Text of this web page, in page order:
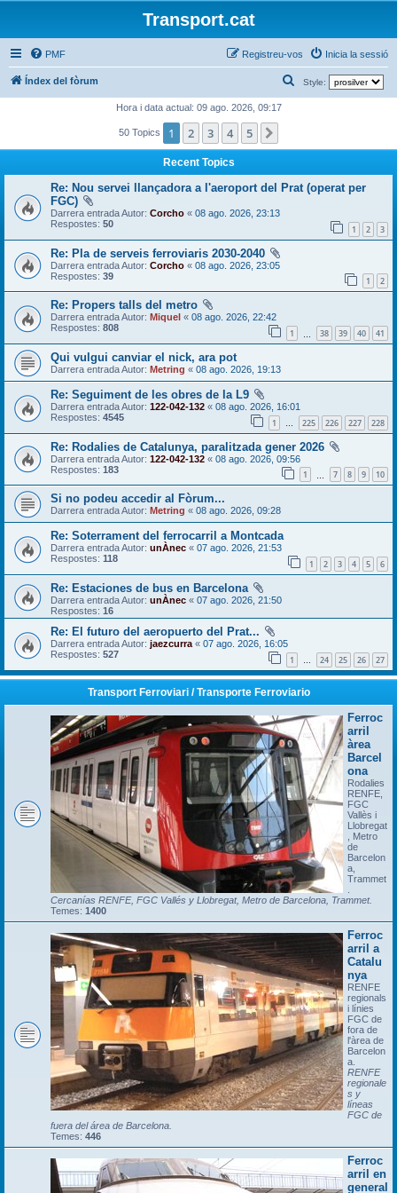
Transport.cat
PMF Inicia la sessió
Registreu-vos
Índex del fòrum Style:
e
Hora i data actual: 09 ago. 2026, 09:17
50 Topics 1 2 3 4 5
Recent Topics
Re: Nou servei llançadora a l'aeroport del Prat (operat per
FGC)
Darrera entrada Autor: Corcho « 08 ago. 2026, 23:13
Respostes: 50 1 2 3
Re: Pla de serveis ferroviaris 2030-2040
Darrera entrada Autor: Corcho « 08 ago. 2026, 23:05
Respostes: 39 1 2
Re: Propers talls del metro
Darrera entrada Autor: Miquel « 08 ago. 2026, 22:42
Respostes: 808 1 38 39 40 41
Qui vulgui canviar el nick, ara pot
Darrera entrada Autor: Metring « 08 ago. 2026, 19:13
Re: Seguiment de les obres de la L9
Darrera entrada Autor: 122-042-132 « 08 ago. 2026, 16:01
Respostes: 4545 1 … 225 226 227 228
Re: Rodalies de Catalunya, paralitzada gener 2026
Darrera entrada Autor: 122-042-132 « 08 ago. 2026, 09:56
Respostes: 183 1 7 8 9 10
Si no podeu accedir al Fòrum...
Darrera entrada Autor: Metring « 08 ago. 2026, 09:28
Re: Soterrament del ferrocarril a Montcada
Darrera entrada Autor: unÀnec « 07 ago. 2026, 21:53
Respostes: 118 1 2 3 4 5 6
Re: Estaciones de bus en Barcelona
Darrera entrada Autor: unÀnec « 07 ago. 2026, 21:50
Respostes: 16
Re: El futuro del aeropuerto del Prat...
Darrera entrada Autor: jaezcurra « 07 ago. 2026, 16:05
Respostes: 527 1 … 24 25 26 27
Transport Ferroviari / Transporte Ferroviario
Ferroc
arril
àrea
Barcel
ona
Rodalies
RENFE,
FGC
Vallès i
Llobregat
, Metro
de
Barcelon
a,
Trammet
Cercanías RENFE, FGC Vallés y Llobregat, Metro de Barcelona, Trammet.
Temes: 1400
Ferroc
arril a
Catalu
nya
RENFE
regionals
i línies
FGC de
fora de
l'àrea de
Barcelon
a.
RENFE
regionale
s y
líneas
FGC de
fuera del área de Barcelona.
Temes: 446
Ferroc
arril en
general